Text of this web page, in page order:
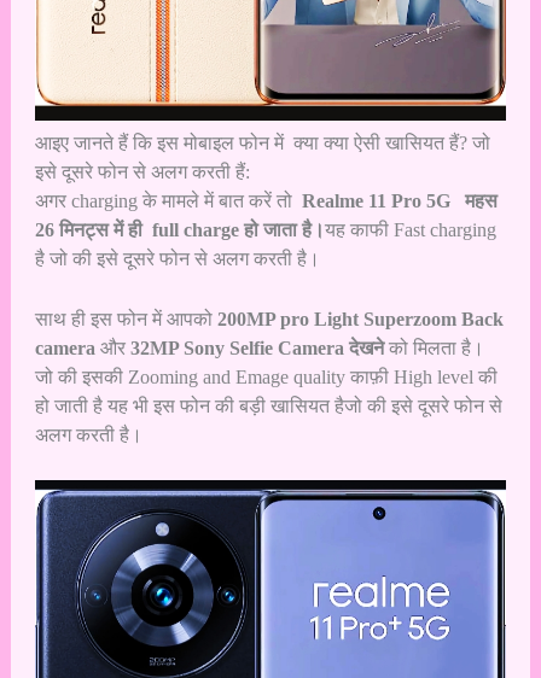
आइए जानते हैं कि इस मोबाइल फोन में क्या क्या ऐसी खासियत हैं? जो
इसे दूसरे फोन से अलग करती हैं:
अगर charging के मामले में बात करें तो Realme 11 Pro 5Gमहस
26 मिनट्स में ही full charge हो जाता है।यह काफी Fast charging
है जो की इसे दूसरे फोन से अलग करती है।
साथ ही इस फोन में आपको200MP pro Light Superzoom Back
camera और 32MP Sony Selfie Camera देखनेको मिलता है।
जो की इसकी Zooming and Emage quality काफ़ी High level की
हो जाती है यह भी इस फोन की बड़ी खासियत हैजो की इसे दूसरे फोन से
अलग करती है।